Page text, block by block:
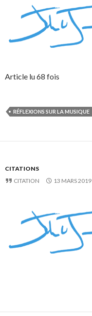
Article lu 68 fois
RÉFLEXIONS SUR LA MUSIQUE
CITATIONS
CITATION
13 MARS 2019